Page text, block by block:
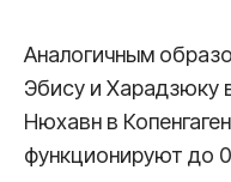
Аналогичным
Эбису и Харадзюку
Нюхавн в
функционируют до